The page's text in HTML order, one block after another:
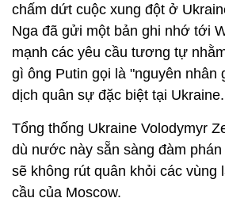
chấm dứt cuộc xung đột ở
Nga đã gửi một bản ghi nhớ tới
mạnh các yêu cầu tương tự
gì ông Putin gọi là "nguyên nhân
dịch quân sự đặc biệt tại Ukraine.
Tổng thống Ukraine Volodymyr
dù nước này sẵn sàng đàm
sẽ không rút quân khỏi các vùng
cầu của Moscow.